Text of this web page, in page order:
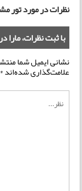
نظرات در مورد تور
با ثبت نظرات، مارا
نشانی ایمیل شما
علامت‌گذاری شده‌اند*